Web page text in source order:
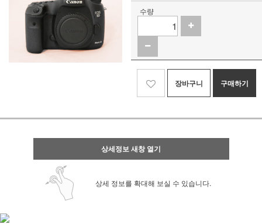
수량
장바구니 구매하기
상세정보 새창 열기
상세 정보를 확대해 보실 수 있습니다.